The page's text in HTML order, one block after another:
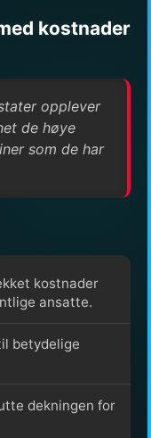
kostnader
opplever
de høye
som de har
kostnader
ansatte.
betydelige
dekningen for